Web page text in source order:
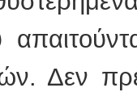
Δεν